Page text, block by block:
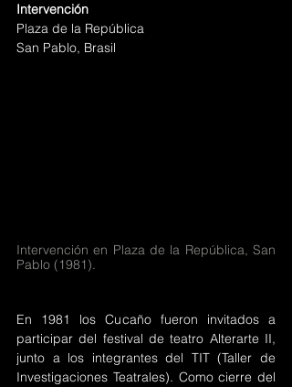
Intervención
Plaza de la República
San Pablo, Brasil
Intervención en Plaza de la República, San
Pablo (1981).
En 1981 los Cucaño fueron invitados a
participar del festival de teatro Alterarte II,
junto a los integrantes del TIT (Taller de
Investigaciones Teatrales). Como cierre del